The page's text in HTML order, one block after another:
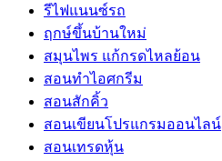
รีไฟแนนซ์รถ
ฤกษ์ขึ้นบ้านใหม่
สมุนไพร แก้กรดไหลย้อน
สอนทำไอศกรีม
สอนสักคิ้ว
สอนเขียนโปรแกรมออนไลน์
สอนเทรดหุ้น